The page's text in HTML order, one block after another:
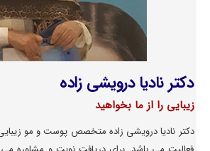
دکتر نادیا درویشی زاده
زیبایی را از ما بخواهید
دکتر نادیا درویشی زاده متخصص پوست و مو